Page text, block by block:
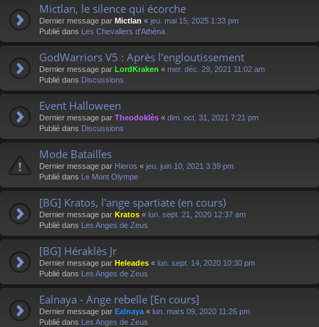
Mictlan, le silence qui écorche
Dernier message par Mictlan « jeu. mai 15, 2025 1:33 pm
Publié dans Les Chevaliers d'Athéna
GodWarriors V5 : Après l'engloutissement
Dernier message par LordKraken « mer. déc. 29, 2021 11:02 am
Publié dans Discussions
Event Halloween
Dernier message par Theodoklès « dim. oct. 31, 2021 7:21 pm
Publié dans Discussions
Mode Batailles
Dernier message par Hieros « jeu. juin 10, 2021 3:39 pm
Publié dans Le Mont Olympe
[BG] Kratos, l'ange spartiate (en cours)
Dernier message par Kratos « lun. sept. 21, 2020 12:37 am
Publié dans Les Anges de Zeus
[BG] Héraklès Jr
Dernier message par Heleades « lun. sept. 14, 2020 10:30 pm
Publié dans Les Anges de Zeus
Ealnaya - Ange rebelle [En cours]
Dernier message par Ealnaya « lun. mars 09, 2020 11:26 pm
Publié dans Les Anges de Zeus